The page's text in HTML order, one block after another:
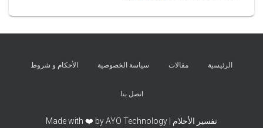
الرئيسية مقالات سياسة الخصوصية الأحكام و شروط
اتصل بنا
تفسير الأحلام | Made with ❤️ by AYO Technology